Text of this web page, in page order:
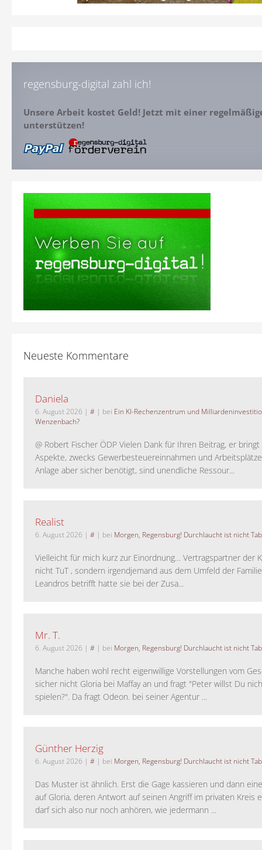
regensburg-digital zahl ich!
Unsere Arbeit kostet Geld! Jetzt mit einer
unterstützen!
Neueste Kommentare
Daniela
6. August 2026 | # | bei Ein KI-Rechenzentrum und
Wenzenbach?
@ Robert Fischer ÖDP Vielen Dank für Ihren Beitrag, er
Aspekte, zwecks Gewerbesteuereinnahmen und
Anlage aber sicher benötigt, sind unendliche Ressour...
Realist
6. August 2026 | # | bei Morgen, Regensburg! Durchlaucht ist nicht
Vielleicht für mich kurz zur Einordnung… Vertragspartner der
nicht TuT , sondern irgendjemand aus dem Umfeld der
Leandros betrifft hatte sie bei der Zusa...
Mr. T.
6. August 2026 | # | bei Morgen, Regensburg! Durchlaucht ist nicht
Manche haben wohl recht eigenwillige Vorstellungen vom
sicher nicht Gloria bei Maffay an und fragt "Peter willst Du
spielen?". Da fragt Odeon. bei seiner Agentur ...
Günther Herzig
6. August 2026 | # | bei Morgen, Regensburg! Durchlaucht ist nicht
Das Muster ist ähnlich. Erst die Gage kassieren und dann
auf Gloria, deren Antwort auf seinen Angriff im privaten Kreis
darf sich also nur noch anhören, wie jedermann ...